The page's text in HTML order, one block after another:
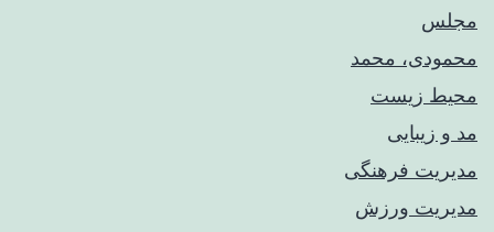
مجلس
محمودی، محمد
محیط زیست
مد و زیبایی
مدیریت فرهنگی
مدیریت ورزش